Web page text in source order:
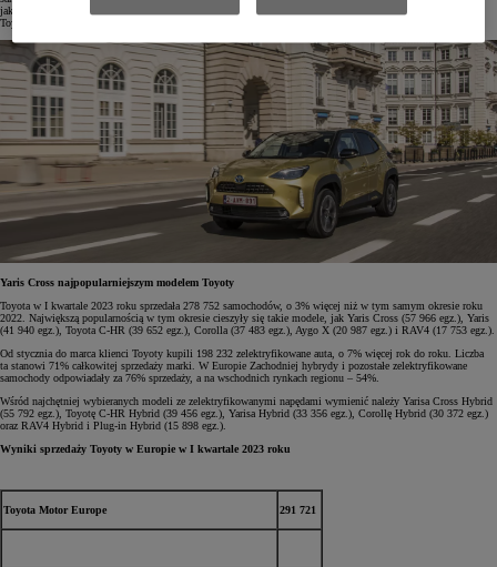
jakości i niezawodności oraz niskoemisyjnych napędów” – powiedział Matt Harrison, dyrektor operacyjny
Toyota Motor Europe.
Yaris Cross najpopularniejszym modelem Toyoty
Toyota w I kwartale 2023 roku sprzedała 278 752 samochodów, o 3% więcej niż w tym samym okresie roku
2022. Największą popularnością w tym okresie cieszyły się takie modele, jak Yaris Cross (57 966 egz.), Yaris
(41 940 egz.), Toyota C-HR (39 652 egz.), Corolla (37 483 egz.), Aygo X (20 987 egz.) i RAV4 (17 753 egz.).
Od stycznia do marca klienci Toyoty kupili 198 232 zelektryfikowane auta, o 7% więcej rok do roku. Liczba
ta stanowi 71% całkowitej sprzedaży marki. W Europie Zachodniej hybrydy i pozostałe zelektryfikowane
samochody odpowiadały za 76% sprzedaży, a na wschodnich rynkach regionu – 54%.
Wśród najchętniej wybieranych modeli ze zelektryfikowanymi napędami wymienić należy Yarisa Cross Hybrid
(55 792 egz.), Toyotę C-HR Hybrid (39 456 egz.), Yarisa Hybrid (33 356 egz.), Corollę Hybrid (30 372 egz.)
oraz RAV4 Hybrid i Plug-in Hybrid (15 898 egz.).
Wyniki sprzedaży Toyoty w Europie w I kwartale 2023 roku
Toyota Motor Europe 291 721